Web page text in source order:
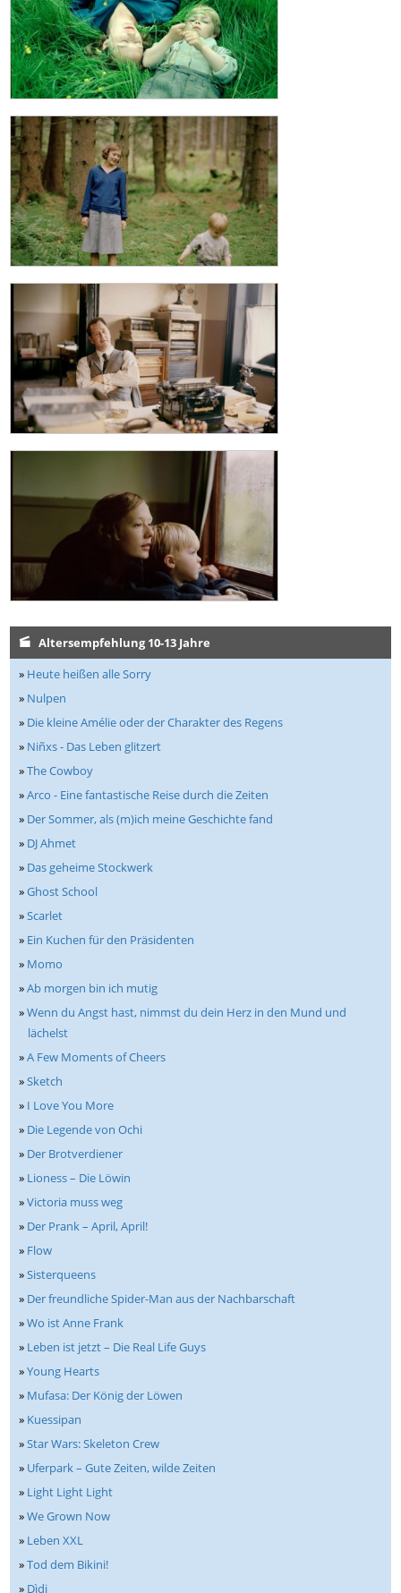
Altersempfehlung 10-13 Jahre
» Heute heißen alle Sorry
» Nulpen
» Die kleine Amélie oder der Charakter des Regens
» Niñxs - Das Leben glitzert
»The Cowboy
»Arco - Eine fantastische Reise durch die Zeiten
» Der Sommer, als (m)ich meine Geschichte fand
» DJ Ahmet
» Das geheime Stockwerk
»Ghost School
»Scarlet
» Ein Kuchen für den Präsidenten
» Momo
»Ab morgen bin ich mutig
»Wenn du Angst hast, nimmst du dein Herz in den Mund und
lächelst
»A Few Moments of Cheers
»Sketch
» I Love You More
» Die Legende von Ochi
» Der Brotverdiener
» Lioness – Die Löwin
»Victoria muss weg
» Der Prank – April, April!
» Flow
»Sisterqueens
» Der freundliche Spider-Man aus der Nachbarschaft
»Wo ist Anne Frank
» Leben ist jetzt – Die Real Life Guys
»Young Hearts
» Mufasa: Der König der Löwen
» Kuessipan
»Star Wars: Skeleton Crew
» Uferpark – Gute Zeiten, wilde Zeiten
» Light Light Light
»We Grown Now
» Leben XXL
»Tod dem Bikini!
» Dìdi